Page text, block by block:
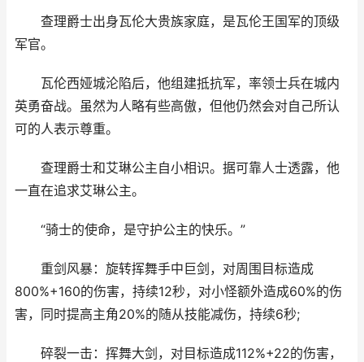
查理爵士出身瓦伦大贵族家庭，是瓦伦王国军的顶级
军官。
瓦伦西娅城沦陷后，他组建抵抗军，率领士兵在城内
英勇奋战。虽然为人略有些高傲，但他仍然会对自己所认
可的人表示尊重。
查理爵士和艾琳公主自小相识。据可靠人士透露，他
一直在追求艾琳公主。
“骑士的使命，是守护公主的快乐。”
重剑风暴：旋转挥舞手中巨剑，对周围目标造成
800%+160的伤害，持续12秒，对小怪额外造成60%的伤
害，同时提高主角20%的随从技能减伤，持续6秒;
碎裂一击：挥舞大剑，对目标造成112%+22的伤害，